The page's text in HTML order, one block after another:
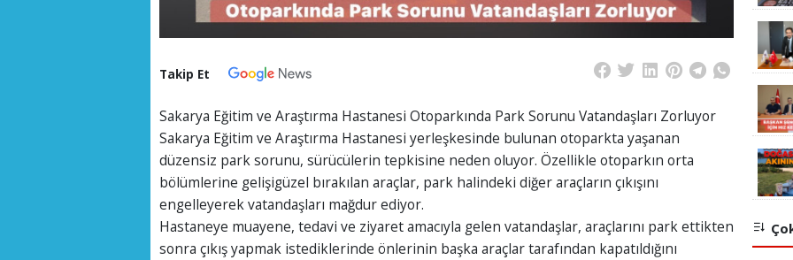
Takip Et
Sakarya Eğitim ve Araştırma Hastanesi Otoparkında Park Sorunu Vatandaşları Zorluyor
Sakarya Eğitim ve Araştırma Hastanesi yerleşkesinde bulunan otoparkta yaşanan
düzensiz park sorunu, sürücülerin tepkisine neden oluyor. Özellikle otoparkın orta
bölümlerine gelişigüzel bırakılan araçlar, park halindeki diğer araçların çıkışını
engelleyerek vatandaşları mağdur ediyor.
Hastaneye muayene, tedavi ve ziyaret amacıyla gelen vatandaşlar, araçlarını park ettikten
sonra çıkış yapmak istediklerinde önlerinin başka araçlar tarafından kapatıldığını